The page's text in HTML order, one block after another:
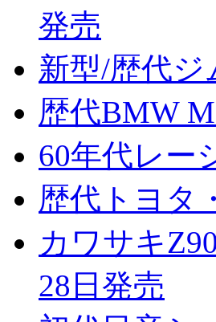
発売
新型/歴代ジ
歴代BMW
60年代レー
歴代トヨタ
カワサキ
28日発売